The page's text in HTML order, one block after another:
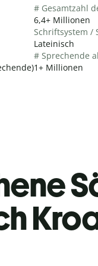
# Gesamtzahl
6,4+ Millionen
Schriftsystem /
Lateinisch
# Sprechende
1+ Millionen